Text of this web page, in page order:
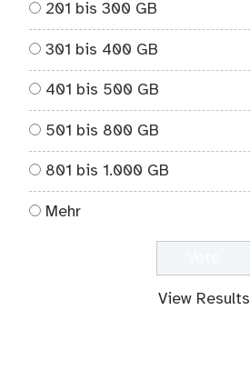
201 bis 300 GB
301 bis 400 GB
401 bis 500 GB
501 bis 800 GB
801 bis 1.000 GB
Mehr
View Results